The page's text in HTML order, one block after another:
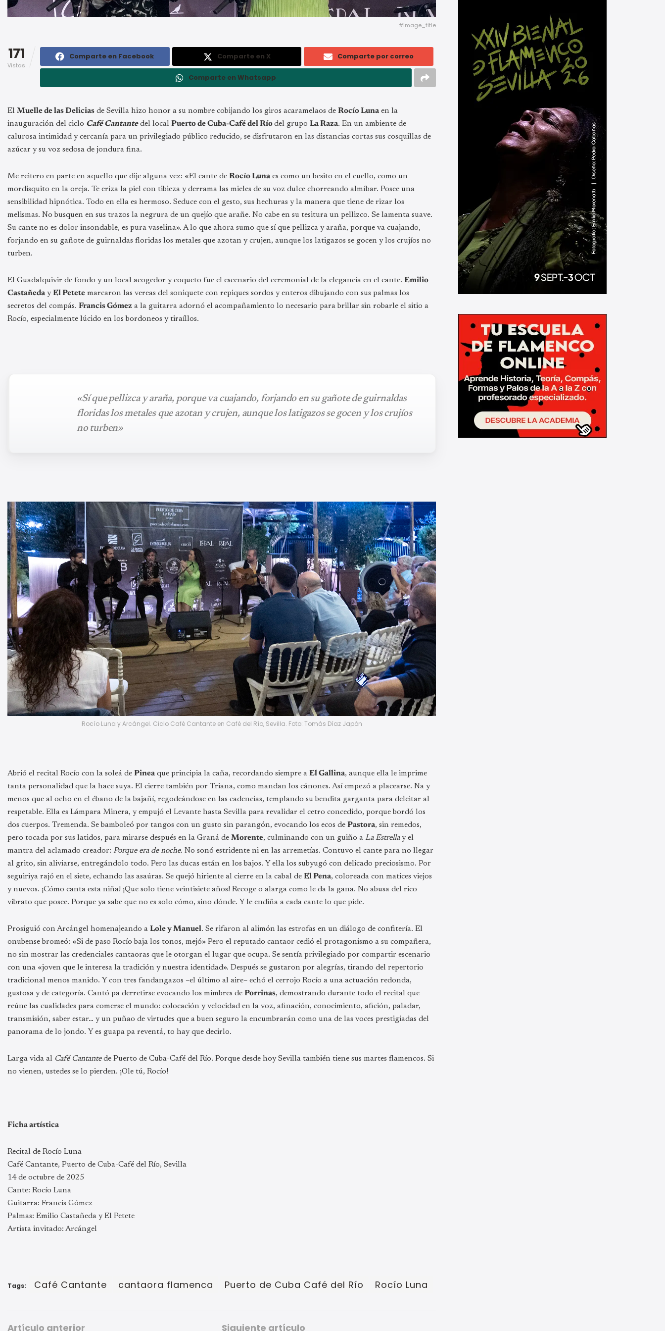
#image_title
171
Vistas
Comparte en Facebook Comparte en X Comparte por correo
Comparte en Whatsapp
El Muelle de las Delicias de Sevilla hizo honor a su nombre cobijando los giros acaramelaos de Rocío Luna en la
inauguración del ciclo Café Cantantedel local Puerto de Cuba-Café del Ríodel grupo La Raza. En un ambiente de
calurosa intimidad y cercanía para un privilegiado público reducido, se disfrutaron en las distancias cortas sus cosquillas de
azúcar y su voz sedosa de jondura fina.
Me reitero en parte en aquello que dije alguna vez: «El cante de Rocío Luna es como un besito en el cuello, como un
mordisquito en la oreja. Te eriza la piel con tibieza y derrama las mieles de su voz dulce chorreando almíbar. Posee una
sensibilidad hipnótica. Todo en ella es hermoso. Seduce con el gesto, sus hechuras y la manera que tiene de rizar los
melismas. No busquen en sus trazos la negrura de un quejío que arañe. No cabe en su tesitura un pellizco. Se lamenta suave.
Su cante no es dolor insondable, es pura vaselina». A lo que ahora sumo que sí que pellizca y araña, porque va cuajando,
forjando en su gañote de guirnaldas floridas los metales que azotan y crujen, aunque los latigazos se gocen y los crujíos no
turben.
El Guadalquivir de fondo y un local acogedor y coqueto fue el escenario del ceremonial de la elegancia en el cante. Emilio
Castañeda yEl Petete marcaron las vereas del soniquete con repiques sordos y enteros dibujando con sus palmas los
secretos del compás. Francis Gómez a la guitarra adornó el acompañamiento lo necesario para brillar sin robarle el sitio a
Rocío, especialmente lúcido en los bordoneos y tiraíllos.
«Sí que pellizca y araña, porque va cuajando, forjando en su gañote de guirnaldas
floridas los metales que azotan y crujen, aunque los latigazos se gocen y los crujíos
no turben»
Rocío Luna y Arcángel. Ciclo Café Cantante en Café del Río, Sevilla. Foto: Tomás Díaz Japón
Abrió el recital Rocío con la soleá de Pinea que principia la caña, recordando siempre a El Gallina, aunque ella le imprime
tanta personalidad que la hace suya. El cierre también por Triana, como mandan los cánones. Así empezó a placearse. Na y
menos que al ocho en el ébano de la bajañí, regodeándose en las cadencias, templando su bendita garganta para deleitar al
respetable. Ella es Lámpara Minera, y empujó el Levante hasta Sevilla para revalidar el cetro concedido, porque bordó los
dos cuerpos. Tremenda. Se bamboleó por tangos con un gusto sin parangón, evocando los ecos de Pastora, sin remedos,
pero tocada por sus latidos, para mirarse después en la Graná de Morente, culminando con un guiño a La Estrellay el
mantra del aclamado creador: Porque era de noche. No sonó estridente ni en las arremetías. Contuvo el cante para no llegar
al grito, sin aliviarse, entregándolo todo. Pero las ducas están en los bajos. Y ella los subyugó con delicado preciosismo. Por
seguiriya rajó en el siete, echando las asaúras. Se quejó hiriente al cierre en la cabal de El Pena, coloreada con matices viejos
y nuevos. ¡Cómo canta esta niña! ¡Que solo tiene veintisiete años! Recoge o alarga como le da la gana. No abusa del rico
vibrato que posee. Porque ya sabe que no es solo cómo, sino dónde. Y le endiña a cada cante lo que pide.
Prosiguió con Arcángel homenajeando a Lole y Manuel. Se rifaron al alimón las estrofas en un diálogo de confitería. El
onubense bromeó: «Si de paso Rocío baja los tonos, mejó» Pero el reputado cantaor cedió el protagonismo a su compañera,
no sin mostrar las credenciales cantaoras que le otorgan el lugar que ocupa. Se sentía privilegiado por compartir escenario
con una «joven que le interesa la tradición y nuestra identidad». Después se gustaron por alegrías, tirando del repertorio
tradicional menos manido. Y con tres fandangazos –el último al aire– echó el cerrojo Rocío a una actuación redonda,
gustosa y de categoría. Cantó pa derretirse evocando los mimbres de Porrinas, demostrando durante todo el recital que
reúne las cualidades para comerse el mundo: colocación y velocidad en la voz, afinación, conocimiento, afición, paladar,
transmisión, saber estar… y un puñao de virtudes que a buen seguro la encumbrarán como una de las voces prestigiadas del
panorama de lo jondo. Y es guapa pa reventá, to hay que decirlo.
Larga vida al Café Cantantede Puerto de Cuba-Café del Río. Porque desde hoy Sevilla también tiene sus martes flamencos. Si
no vienen, ustedes se lo pierden. ¡Ole tú, Rocío!
Ficha artística
Recital de Rocío Luna
Café Cantante, Puerto de Cuba-Café del Río, Sevilla
14 de octubre de 2025
Cante: Rocío Luna
Guitarra: Francis Gómez
Palmas: Emilio Castañeda y El Petete
Artista invitado: Arcángel
Tags: Café Cantante cantaora flamenca Puerto de Cuba Café del Río Rocío Luna
Artículo anterior Siguiente artículo